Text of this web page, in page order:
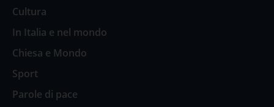
Cultura
In Italia e nel mondo
Chiesa e Mondo
Sport
Parole di pace